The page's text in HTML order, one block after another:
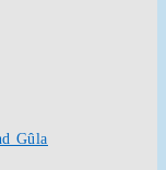
Gûla